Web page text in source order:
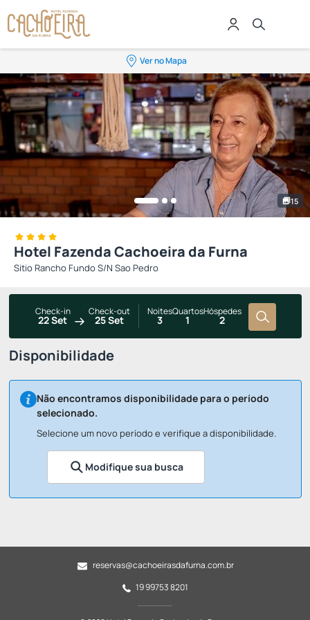
Ver no Mapa
15
Hotel Fazenda Cachoeira da Furna
Sitio Rancho Fundo S/N Sao Pedro
Check-in
22 Set
Check-out
25 Set
Noites
3
Quartos
1
Hóspedes
2
Disponibilidade
Não encontramos disponibilidade para o período
selecionado.
Selecione um novo período e verifique a disponibilidade.
Modifique sua busca
reservas@cachoeirasdafurna.com.br
19 99753 8201